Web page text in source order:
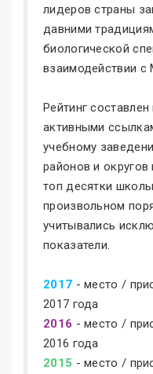
лидеров страны
давними
биологической
взаимодействии с
Рейтинг
активными
учебному
районов и
топ десятки
произвольном
учитывались
показатели.
2017 - место /
2017 года
2016 - место /
2016 года
2015 - место /